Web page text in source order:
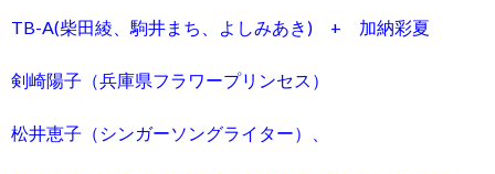
TB-A(柴田綾、駒井まち、よしみあき) + 加納彩夏
剣崎陽子（兵庫県フラワープリンセス）
松井恵子（シンガーソングライター）、